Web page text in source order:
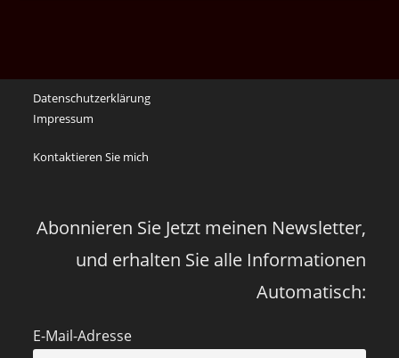
an
die
Corona
Zeiten
Datenschutzerklärung
Impressum
Kontaktieren Sie mich
Abonnieren Sie Jetzt meinen Newsletter,
und erhalten Sie alle Informationen
Automatisch:
E-Mail-Adresse